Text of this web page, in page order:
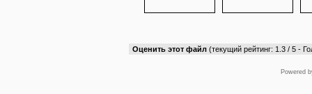
Оценить этот файл (текущий рейтинг: 1.3 / 5 -
Powered